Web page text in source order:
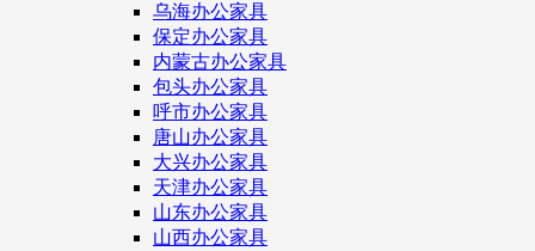
乌海办公家具
保定办公家具
内蒙古办公家具
包头办公家具
呼市办公家具
唐山办公家具
大兴办公家具
天津办公家具
山东办公家具
山西办公家具